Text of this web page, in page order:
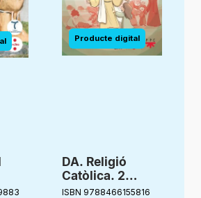
DA. Religió
Catòlica. 2
primària.
ISBN 9788466155816